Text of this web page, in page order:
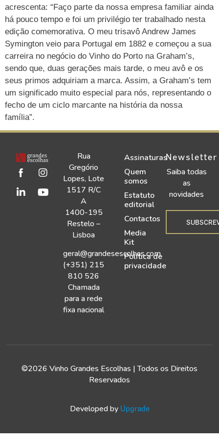
acrescenta: “Faço parte da nossa empresa familiar ainda
há pouco tempo e foi um privilégio ter trabalhado nesta
edição comemorativa. O meu trisavô Andrew James
Symington veio para Portugal em 1882 e começou a sua
carreira no negócio do Vinho do Porto na Graham’s,
sendo que, duas gerações mais tarde, o meu avô e os
seus primos adquiriam a marca. Assim, a Graham’s tem
um significado muito especial para nós, representando o
fecho de um ciclo marcante na história da nossa
família”.
Rua
Gregório
Lopes, Lote
1517 R/C
A
1400-195
Restelo –
Lisboa
geral@grandesescolhas.com
(+351) 215
810 526
Chamada
para a rede
fixa nacional
Assinaturas
Quem
somos
Estatuto
editorial
Contactos
Media
Kit
Política de
privacidade
Newsletter
Saiba todas
as
novidades
©2026 Vinho Grandes Escolhas | Todos os Direitos
Reservados
Developed by Upgrade